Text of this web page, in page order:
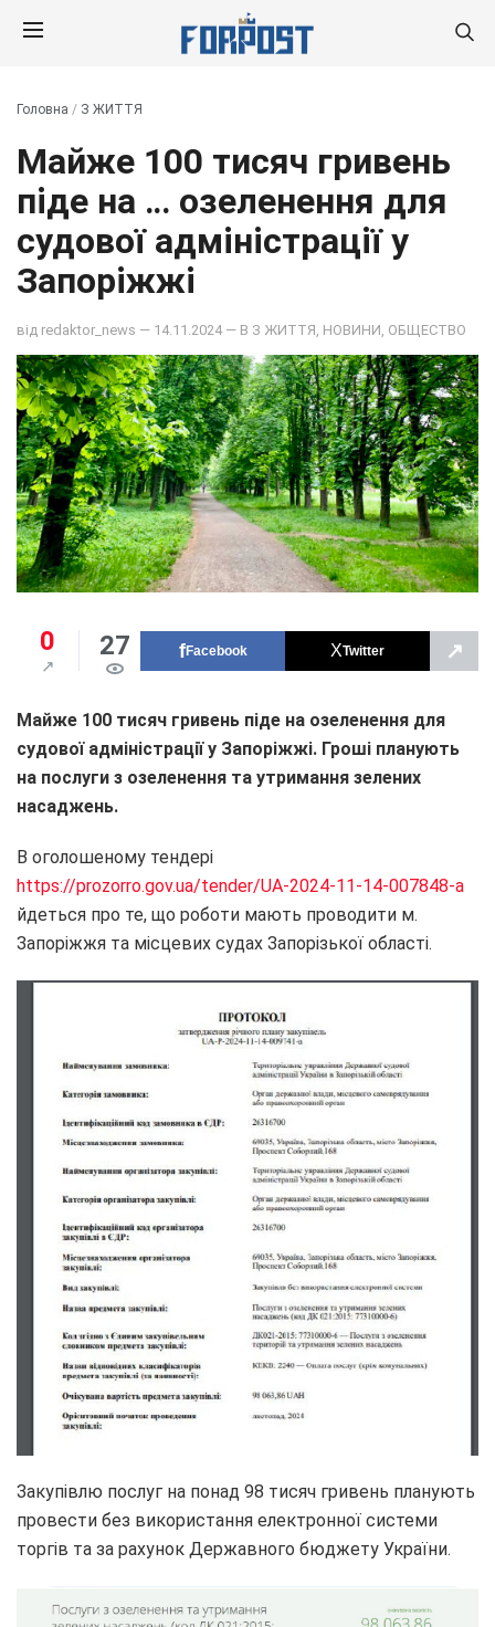
Головна / З ЖИТТЯ
Майже 100 тисяч гривень
піде на … озеленення для
судової адміністрації у
Запоріжжі
від redaktor_news — 14.11.2024 — В З ЖИТТЯ НОВИНИ ОБЩЕСТВО
0 27 Facebook Twitter ↗
Майже 100 тисяч гривень піде на озеленення для
судової адміністрації у Запоріжжі. Гроші планують
на послуги з озеленення та утримання зелених
насаджень.
В оголошеному тендері
https://prozorro.gov.ua/tender/UA-2024-11-14-007848-a
йдеться про те, що роботи мають проводити м.
Запоріжжя та місцевих судах Запорізької області.
Закупівлю послуг на понад 98 тисяч гривень планують
провести без використання електронної системи
торгів та за рахунок Державного бюджету України.